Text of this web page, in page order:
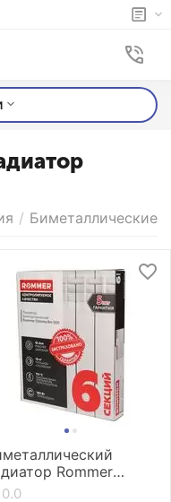
/ Биметаллические
Rommer
Bm 500 (6
0.0